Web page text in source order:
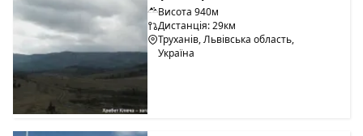
Висота 940м
Дистанція: 29км
Труханів, Львівська область,
Україна